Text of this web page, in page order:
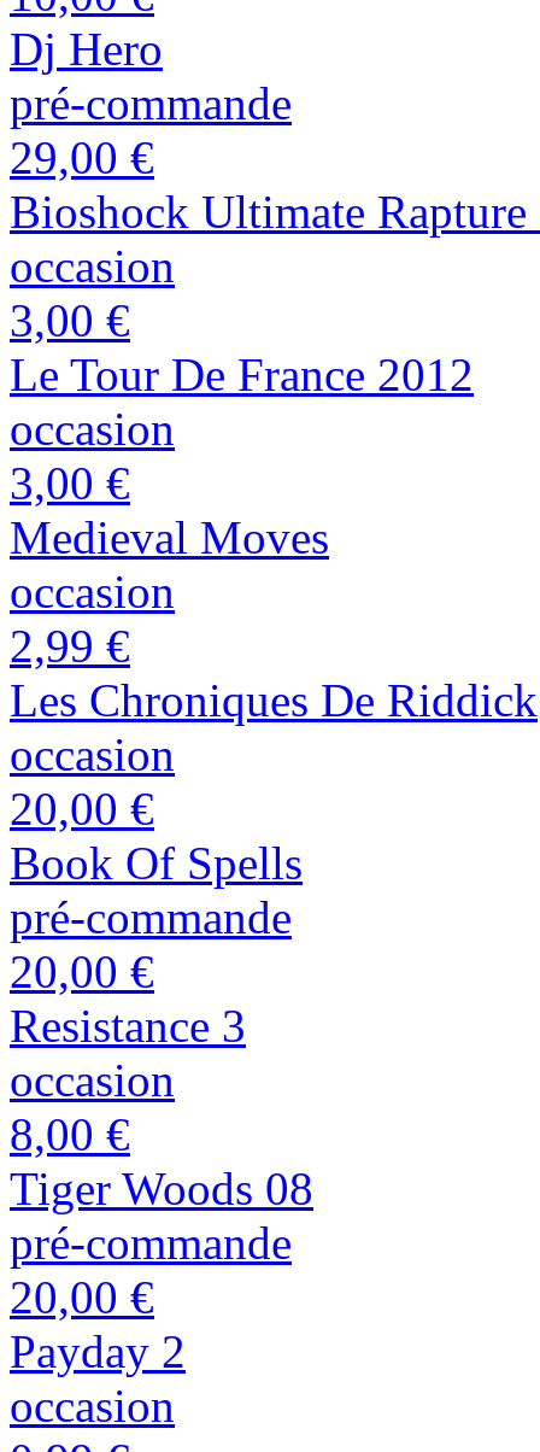
Dj Hero
pré-commande
29,00 €
Bioshock Ultimate
occasion
3,00 €
Le Tour De France 2012
occasion
3,00 €
Medieval Moves
occasion
2,99 €
Les Chroniques De Riddick
occasion
20,00 €
Book Of Spells
pré-commande
20,00 €
Resistance 3
occasion
8,00 €
Tiger Woods 08
pré-commande
20,00 €
Payday 2
occasion